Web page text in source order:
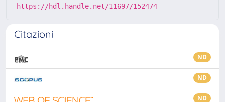
https://hdl.handle.net/11697/152474
Citazioni
ND
ND
ND